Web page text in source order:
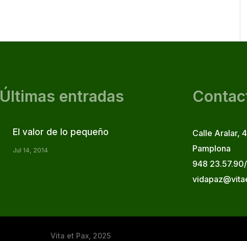
Últimas entradas
El valor de lo pequeño
Jul 14, 2014
Calle Aralar,
Pamplona
948
Vita et Pax, 2025